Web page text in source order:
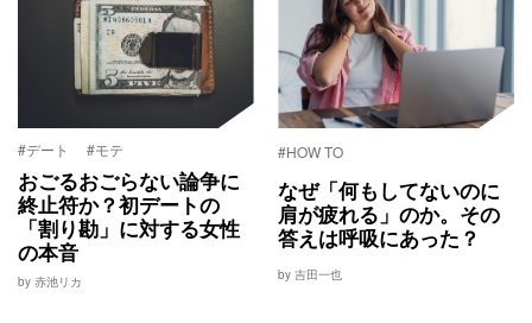
#デート #モテ
おごるおごらない論争に
終止符か？初デートの
「割り勘」に対する女性
の本音
by 赤池リカ
#HOW TO
なぜ「何もしてないのに
肩が疲れる」のか。その
答えは呼吸にあった？
by 吉田一也